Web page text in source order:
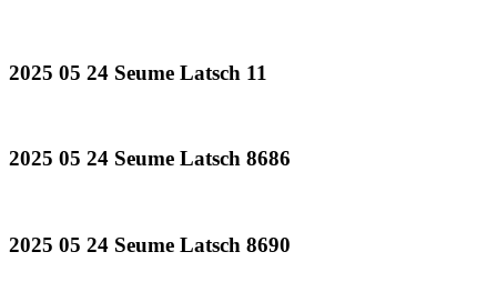
2025 05 24 Seume Latsch 11
2025 05 24 Seume Latsch 8686
2025 05 24 Seume Latsch 8690